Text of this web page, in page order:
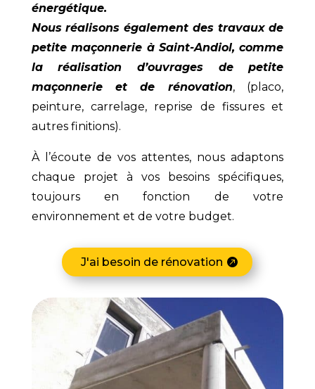
énergétique.
Nous réalisons également des travaux de
petitemaçonnerie à Saint-Andiol, comme
la réalisation d’ouvrages de petite
maçonnerie et de rénovation, (placo,
peinture, carrelage, reprise de fissures et
autres finitions).
À l’écoute de vos attentes, nous adaptons
chaque projet à vos besoins spécifiques,
toujours en fonction de votre
environnement et de votre budget.
J'ai besoin de rénovation